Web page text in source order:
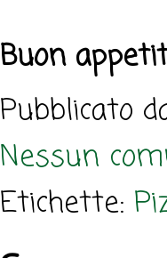
Buon
Pubblicato
Nessun
Etichette: